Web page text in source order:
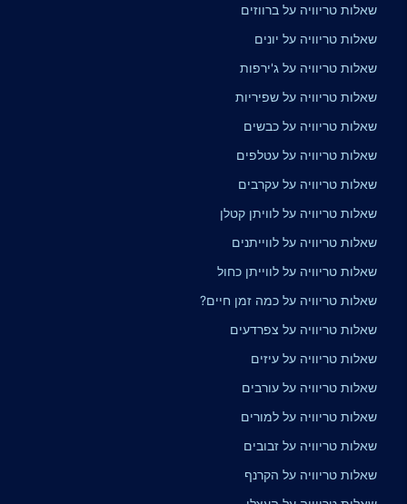
שאלות טריוויה על ברווזים
שאלות טריוויה על יונים
שאלות טריוויה על ג'ירפות
שאלות טריוויה על שפיריות
שאלות טריוויה על כבשים
שאלות טריוויה על עטלפים
שאלות טריוויה על עקרבים
שאלות טריוויה על לוויתן קטלן
שאלות טריוויה על לווייתנים
שאלות טריוויה על לווייתן כחול
שאלות טריוויה על כמה זמן חיים?
שאלות טריוויה על צפרדעים
שאלות טריוויה על עיזים
שאלות טריוויה על עורבים
שאלות טריוויה על למורים
שאלות טריוויה על זבובים
שאלות טריוויה על הקרנף